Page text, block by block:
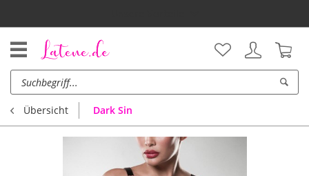
Übersicht Dark Sin